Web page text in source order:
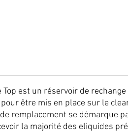
est un réservoir de
être mis en place sur le
de remplacement se démarque
la majorité des eliquides